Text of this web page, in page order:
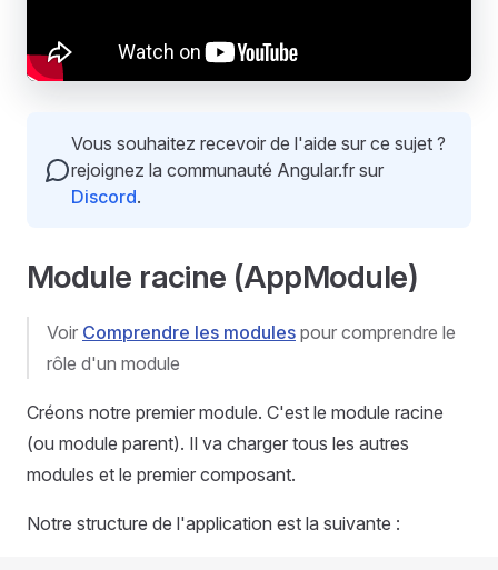
Vous souhaitez recevoir de l'aide sur ce sujet ?
rejoignez la communauté Angular.fr sur
Discord.
Module racine (AppModule)
Voir Comprendre les modules pour comprendre le
rôle d'un module
Créons notre premier module. C'est le module racine
(ou module parent). Il va charger tous les autres
modules et le premier composant.
Notre structure de l'application est la suivante :